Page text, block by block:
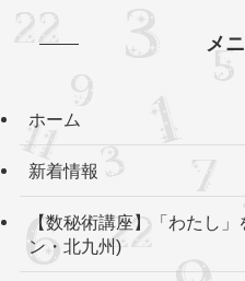
メ
ホーム
新着情報
【数秘術講座】「わたし
ン・北九州)